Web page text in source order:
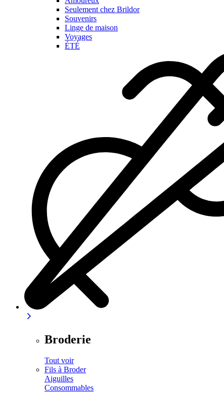
Seulement chez Brildor
Souvenirs
Linge de maison
Voyages
ÉTÉ
Broderie
Tout voir
Fils à Broder
Aiguilles
Consommables